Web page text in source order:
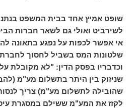
שופט אמיץ אחד בבית המשפט
לשירביט ואולי גם לשאר חברות
אי אפשר לכפות על נפגע בתאונה
שלטונות המס בשביל לחסוך
וכדבריו בפסק הדין: "לא מקובלת
שניזוק בין היתר בתשלום מע"מ
שהובילה לתשלום מע"מ) צריך
לקזז את המע"מ ששילם במסגרת